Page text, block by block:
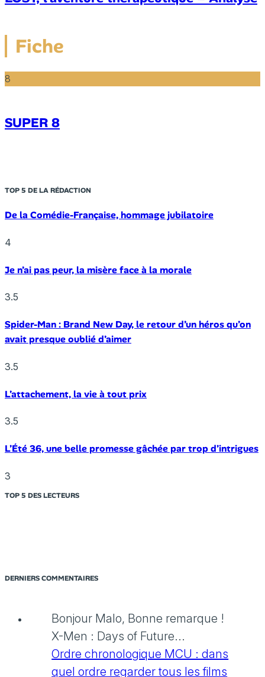
Fiche
8
SUPER 8
TOP 5 DE LA RÉDACTION
De la Comédie-Française, hommage jubilatoire
4
Je n’ai pas peur, la misère face à la morale
3.5
Spider-Man : Brand New Day, le retour d’un héros qu’on
avait presque oublié d’aimer
3.5
L’attachement, la vie à tout prix
3.5
L’Été 36, une belle promesse gâchée par trop d’intrigues
3
TOP 5 DES LECTEURS
DERNIERS COMMENTAIRES
Bonjour Malo, Bonne remarque !
X-Men : Days of Future...
Ordre chronologique MCU : dans
quel ordre regarder tous les films